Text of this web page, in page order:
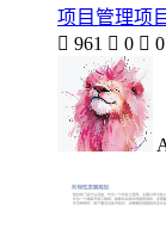
项目管理项
 961  0  0